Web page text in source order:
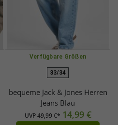
Verfügbare Größen
33/34
bequeme Jack & Jones Herren
Jeans Blau
UVP49,99 €* 14,99 €